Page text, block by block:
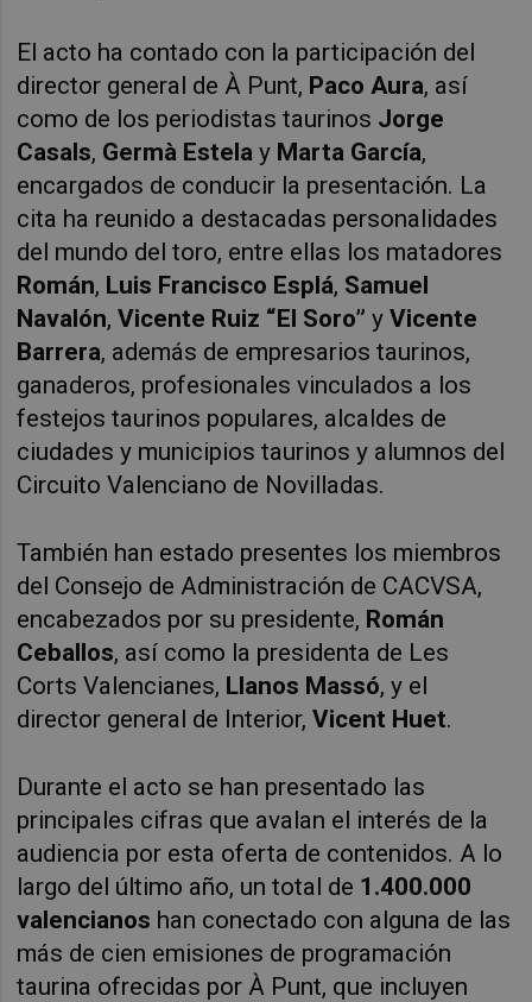
El acto ha contado con la participación del
director general de À Punt, Paco Aura, así
como de los periodistas taurinos Jorge
Casals, Germà Estela y Marta García,
encargados de conducir la presentación. La
cita ha reunido a destacadas personalidades
del mundo del toro, entre ellas los matadores
Román, Luis Francisco Esplá, Samuel
Navalón,Vicente Ruiz “El Soro” yVicente
Barrera, además de empresarios taurinos,
ganaderos, profesionales vinculados a los
festejos taurinos populares, alcaldes de
ciudades y municipios taurinos y alumnos del
Circuito Valenciano de Novilladas.
También han estado presentes los miembros
del Consejo de Administración de CACVSA,
encabezados por su presidente, Román
Ceballos, así como la presidenta de Les
Corts Valencianes, Llanos Massó, y el
director general de Interior,Vicent Huet.
Durante el acto se han presentado las
principales cifras que avalan el interés de la
audiencia por esta oferta de contenidos. A lo
largo del último año, un total de 1.400.000
valencianos han conectado con alguna de las
más de cien emisiones de programación
taurina ofrecidas por À Punt, que incluyen